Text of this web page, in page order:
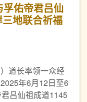
佑帝君吕仙
地联合祈福
道长率领一众经
年6月12日至6
吕仙祖成道1145